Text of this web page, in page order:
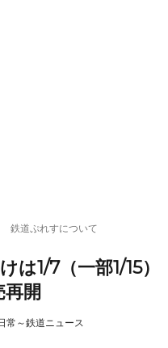
鉄道ぷれすについて
は1/7（一部1/15）
開
常～鉄道ニュース